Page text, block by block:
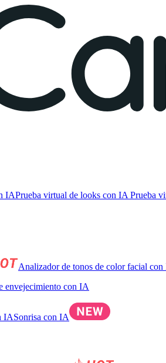
IAPrueba virtual de looks con IA Prueba
Analizador de tonos de color facial con
envejecimiento con IA
IASonrisa con IA